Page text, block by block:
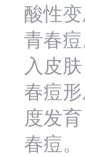
酸性
青春
入皮
春痘
度发
春痘。